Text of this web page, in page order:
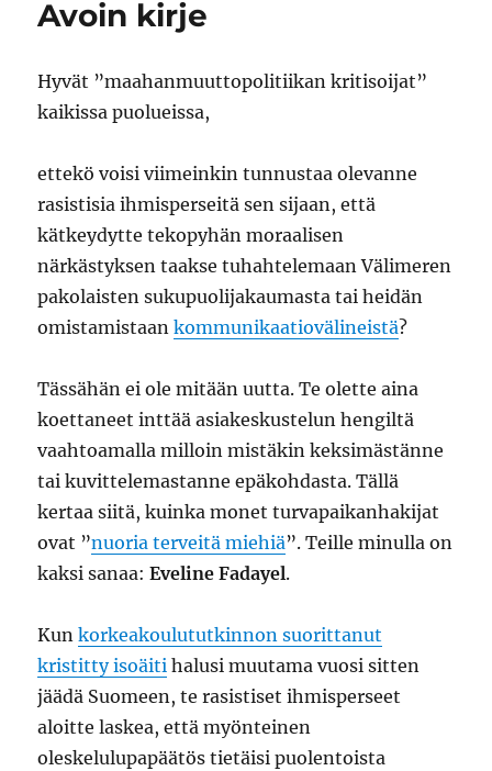
Avoin kirje
Hyvät ”maahanmuuttopolitiikan kritisoijat”
kaikissa puolueissa,
ettekö voisi viimeinkin tunnustaa olevanne
rasistisia ihmisperseitä sen sijaan, että
kätkeydytte tekopyhän moraalisen
närkästyksen taakse tuhahtelemaan Välimeren
pakolaisten sukupuolijakaumasta tai heidän
omistamistaankommunikaatiovälineistä?
Tässähän ei ole mitään uutta. Te olette aina
koettaneet inttää asiakeskustelun hengiltä
vaahtoamalla milloin mistäkin keksimästänne
tai kuvittelemastanne epäkohdasta. Tällä
kertaa siitä, kuinka monet turvapaikanhakijat
ovat ”nuoria terveitä miehiä”. Teille minulla on
kaksi sanaa:Eveline Fadayel.
Kunkorkeakoulututkinnon suorittanut
kristitty isoäiti halusi muutama vuosi sitten
jäädä Suomeen, te rasistiset ihmisperseet
aloitte laskea, että myönteinen
oleskelulupapäätös tietäisi puolentoista